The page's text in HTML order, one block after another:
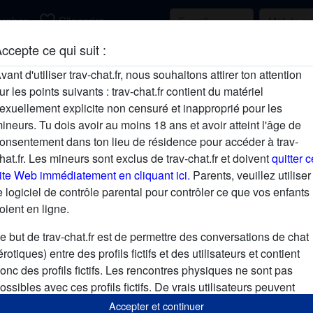
ce qui suit :
d'utiliser trav-chat.fr, nous souhaitons attirer ton attention
les points suivants : trav-chat.fr contient du matériel
explicite non censuré et inapproprié pour les
Tu dois avoir au moins 18 ans et avoir atteint l'âge de
dans ton lieu de résidence pour accéder à trav-
Les mineurs sont exclus de trav-chat.fr et doiventquitter
Web immédiatement en cliquant ici. Parents, veuillez utiliser
logiciel de contrôle parental pour contrôler ce que vos enfants
en ligne.
but de trav-chat.fr est de permettre des conversations de chat
entre des profils fictifs et des utilisateurs et contient
des profils fictifs. Les rencontres physiques ne sont pas
avec ces profils fictifs. De vrais utilisateurs peuvent
également être trouvés sur le site Web. Afin de différencier ces
Accepter et continuer
favorite_borderS'inscrire
Description
N'a pas encore saisi de description
Cherche
N'a spécifié aucune préférence